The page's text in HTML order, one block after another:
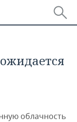
облачность